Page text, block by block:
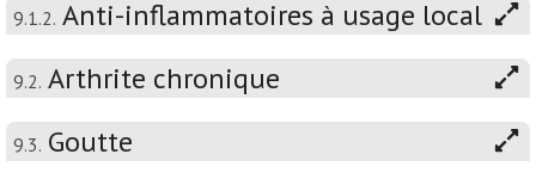
9.1.2. Anti-inflammatoires à usage local
9.2. Arthrite chronique
9.3. Goutte